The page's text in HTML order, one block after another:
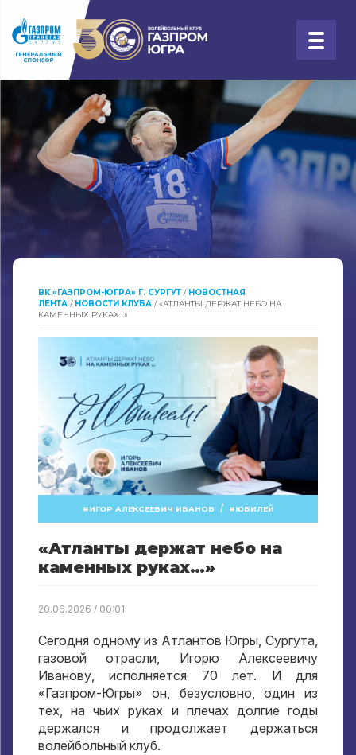
ВК «ГАЗПРОМ-ЮГРА» Г. СУРГУТ / НОВОСТНАЯ
ЛЕНТА / НОВОСТИ КЛУБА /«АТЛАНТЫ ДЕРЖАТ НЕБО НА
КАМЕННЫХ РУКАХ…»
ИГОР АЛЕКСЕЕВИЧ ИВАНОВ / ЮБИЛЕЙ
«Атланты держат небо на
каменных руках…»
20.06.2026 / 00:01
Сегодня одному из Атлантов Югры, Сургута,
газовой отрасли, Игорю Алексеевичу
Иванову, исполняется 70 лет. И для
«Газпром-Югры» он, безусловно, один из
тех, на чьих руках и плечах долгие годы
держался и продолжает держаться
волейбольный клуб.